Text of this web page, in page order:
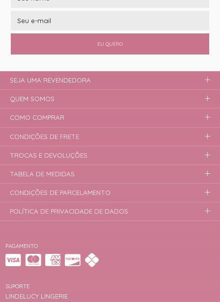
EU QUERO
PAGAMENTO
SUPORTE
LINDELUCY LINGERIE
SEJA UMA REVENDEDORA
QUEM SOMOS
COMO COMPRAR
CONDIÇÕES DE FRETE
TROCAS E DEVOLUÇÕES
TABELA DE MEDIDAS
CONDIÇÕES DE PARCELAMENTO
POLÍTICA DE PRIVACIDADE DE DADOS